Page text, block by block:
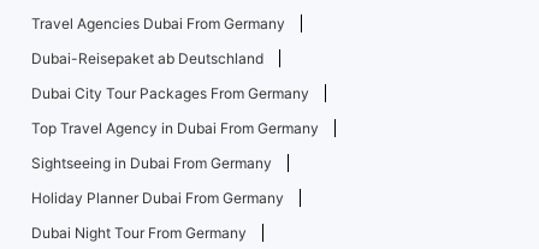
Travel Agencies Dubai From Germany
Dubai-Reisepaket ab Deutschland
Dubai City Tour Packages From Germany
Top Travel Agency in Dubai From Germany
Sightseeing in Dubai From Germany
Holiday Planner Dubai From Germany
Dubai Night Tour From Germany